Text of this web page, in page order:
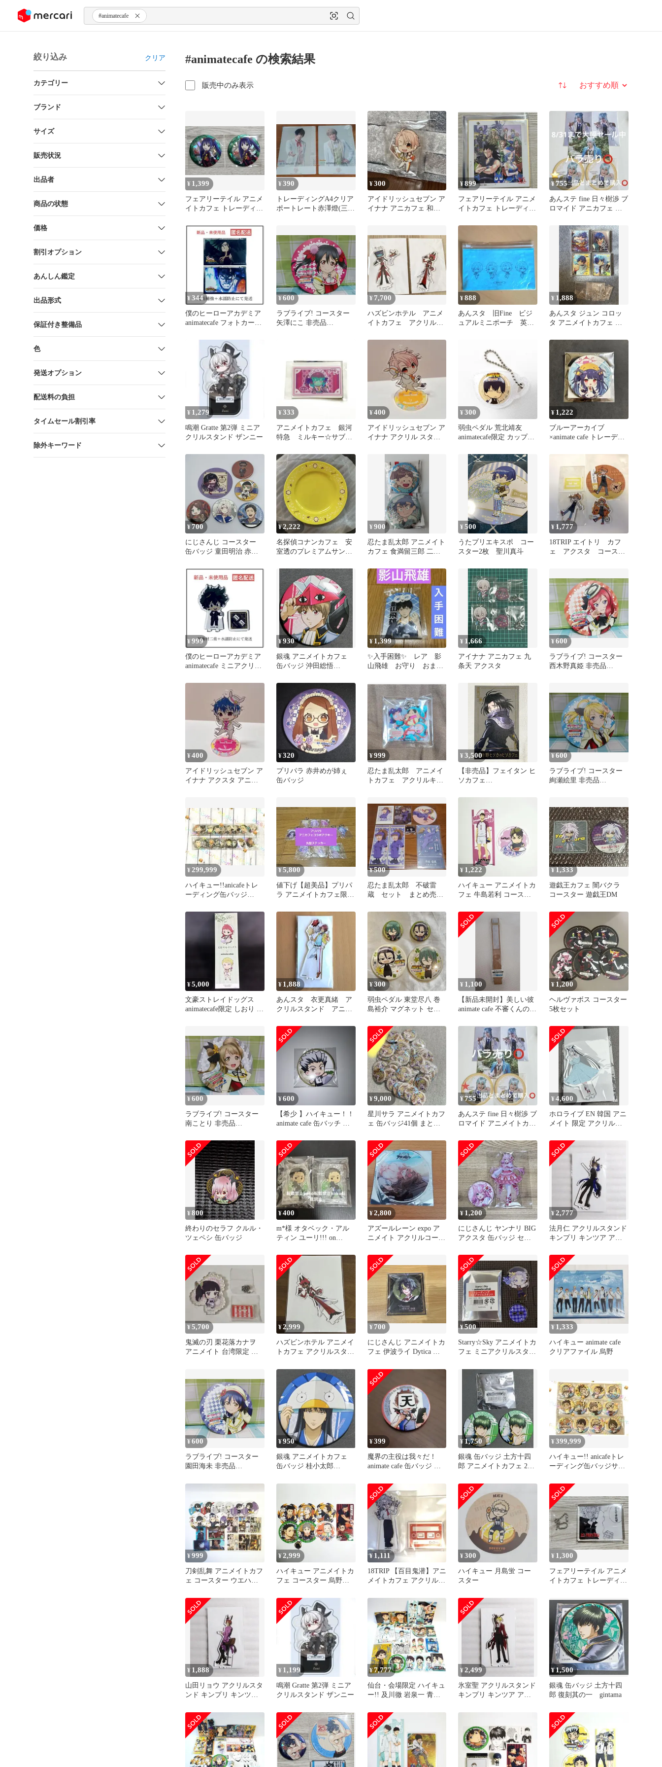
ツにスキップ #animatecafe
絞り込み クリア
カテゴリー
ブランド
サイズ
販売状況
出品者
商品の状態
価格
割引オプション
あんしん鑑定
出品形式
保証付き整備品
色
発送オプション
配送料の負担
タイムセール割引率
除外キーワード
#animatecafe の検索結果
販売中のみ表示 並び替え
¥ 1,399
フェアリーテイル アニメ
イトカフェ トレーディン
ェンディ
¥390
トレーディングA4クリア
ポートレート赤澤燈(三好
¥300
アイドリッシュセブン ア
イナナ アニカフェ 和泉
¥899
フェアリーテイル アニメ
イトカフェ トレーディン
ビア
¥755
あんステ fine 日々樹渉 ブ
ロマイド アニカフェ ア
¥ 344
僕のヒーローアカデミア
animatecafe フォトカード
¥600
ラブライブ! コースター
矢澤にこ 非売品
¥ 7,700
ハズビンホテル アニメ
イトカフェ アクリルス
ックス
¥888
あんスタ 旧Fine ビジ
ュアルミニポーチ 英
¥ 1,888
あんスタ ジュン コロッ
タ アニメイトカフェ ア
¥ 1,279
鳴潮 Gratte 第2弾 ミニア
クリルスタンド ザンニー
¥333
アニメイトカフェ 銀河
特急 ミルキー☆サブウ
キナ
¥400
アイドリッシュセブン ア
イナナ アクリル スタン
¥300
弱虫ペダル 荒北靖友
animatecafe限定 カップ型
¥ 1,222
ブルーアーカイブ
×animate cafe トレーディ
¥700
にじさんじ コースター
缶バッジ 童田明治 赤羽
ット
¥2,222
名探偵コナンカフェ 安
室透のプレミアムサンド
¥900
忍たま乱太郎 アニメイト
カフェ 食満留三郎 二郭
¥500
うたプリエキスポ コー
スター2枚 聖川真斗
¥ 1,777
18TRIP エイトリ カフ
ェ アクスタ コースタ
¥ 999
僕のヒーローアカデミア
animatecafe ミニアクリル
¥930
銀魂 アニメイトカフェ
缶バッジ 沖田総悟
¥ 1,399
✨入手困難✨ レア 影
山飛雄 お守り おまも
¥ 1,666
アイナナ アニカフェ 九
条天 アクスタ
¥600
ラブライブ! コースター
西木野真姫 非売品
¥400
アイドリッシュセブン ア
イナナ アクスタ アニカ
¥320
プリパラ 赤井めが姉ぇ
缶バッジ
¥999
忍たま乱太郎 アニメイ
トカフェ アクリルキー
¥3,500
【非売品】フェイタン ヒ
ソカフェ
アニメイト
¥600
ラブライブ! コースター
絢瀬絵里 非売品
¥ 299,999
ハイキュー!!anicafeトレ
ーディング缶バッジ
¥5,800
値下げ【超美品】プリパ
ラ アニメイトカフェ限定
売り
¥500
忍たま乱太郎 不破雷
蔵 セット まとめ売
¥ 1,222
ハイキュー アニメイトカ
フェ 牛島若利 コースタ
学園
¥1,333
遊戯王カフェ 闇バクラ
コースター 遊戯王DM
¥5,000
文豪ストレイドッグス
animatecafe限定 しおり 非
¥ 1,888
あんスタ 衣更真緒 ア
クリルスタンド アニカ
¥300
弱虫ペダル 東堂尽八 巻
島裕介 マグネット セッ
¥ 1,100
【新品未開封】美しい彼
animate cafe 不審くんの扇
¥ 1,200
ヘルヴァボス コースター
5枚セット
¥600
ラブライブ! コースター
南ことり 非売品
¥600
【希少 】ハイキュー！！
animate cafe 缶バッチ 木
¥9,000
星川サラ アニメイトカフ
ェ 缶バッジ41個 まとめ
¥755
あんステ fine 日々樹渉 ブ
ロマイド アニメイトカフ
¥4,600
ホロライブ EN 韓国 アニ
メイト 限定 アクリルス
ニス
¥800
終わりのセラフ クルル・
ツェペシ 缶バッジ
¥400
m*様 オタベック・アル
ティン ユーリ!!! on
¥2,800
アズールレーン expo ア
ニメイト アクリルコース
¥ 1,200
にじさんじ ヤンナリ BIG
アクスタ 缶バッジ セッ
¥2,777
法月仁 アクリルスタンド
キンプリ キンツア アニ
¥5,700
鬼滅の刃 栗花落カナヲ
アニメイト 台湾限定 ア
¥2,999
ハズビンホテル アニメイ
トカフェ アクリルスタン
¥ 700
にじさんじ アニメイトカ
フェ 伊波ライ Dytica 缶
¥500
Starry☆Sky アニメイトカ
フェ ミニアクリルスタン
¥ 1,333
ハイキュー animate cafe
クリアファイル 烏野
¥600
ラブライブ! コースター
園田海未 非売品
¥950
銀魂 アニメイトカフェ
缶バッジ 桂小太郎
¥399
魔界の主役は我々だ！
animate cafe 缶バッジ ク
¥ 1,750
銀魂 缶バッジ 土方十四
郎 アニメイトカフェ 2個
¥399,999
ハイキュー!! anicafeトレ
ーディング缶バッジサマ
¥999
刀剣乱舞 アニメイトカフ
ェ コースター ウエハー
撃
¥2,999
ハイキュー アニメイトカ
フェ コースター 烏野３
¥ 1,111
18TRIP 【百目鬼潜】アニ
メイトカフェ アクリルス
¥300
ハイキュー 月島蛍 コー
スター
¥ 1,300
フェアリーテイル アニメ
イトカフェ トレーディン
¥ 1,888
山田リョウ アクリルスタ
ンド キンプリ キンツア
フェ
¥ 1,199
鳴潮 Gratte 第2弾 ミニア
クリルスタンド ザンニー
¥7,777
仙台・会場限定 ハイキュ
ー!! 及川徹 岩泉一 青葉
青城
¥2,499
氷室聖 アクリルスタンド
キンプリ キンツア アニ
¥1,500
銀魂 缶バッジ 土方十四
郎 復刻其の一 gintama